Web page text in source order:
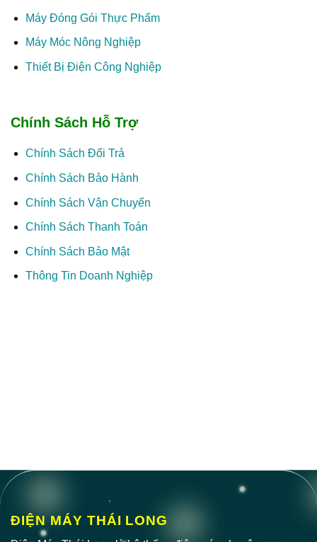
Máy Đóng Gói Thực Phẩm
Máy Móc Nông Nghiệp
Thiết Bị Điện Công Nghiệp
Chính Sách Hỗ Trợ
Chính Sách Đổi Trả
Chính Sách Bảo Hành
Chính Sách Vận Chuyển
Chính Sách Thanh Toán
Chính Sách Bảo Mật
Thông Tin Doanh Nghiệp
ĐIỆN MÁY THÁI LONG